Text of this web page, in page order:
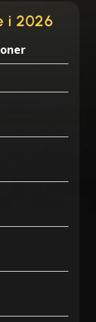
i 2026